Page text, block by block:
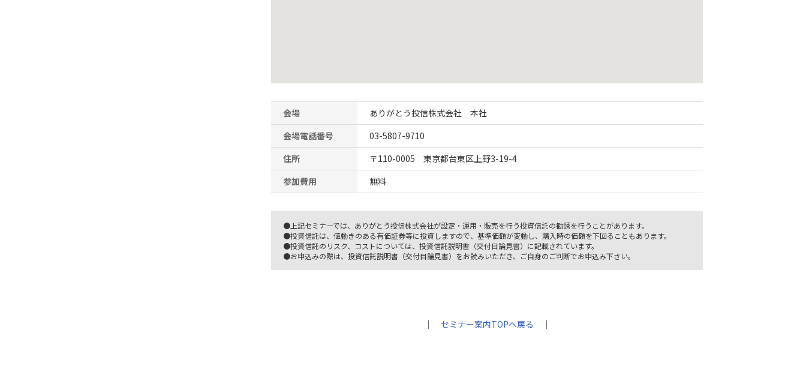
会場
ありがとう投信株式会社 本社
会場電話番号
03-5807-9710
住所
〒110-0005 東京都台東区上野3-19-4
参加費用
無料
●上記セミナーでは、ありがとう投信株式会社が設定・運用・販売を行う投資信託の勧誘を行うことがあります。
●投資信託は、値動きのある有価証券等に投資しますので、基準価額が変動し、購入時の価額を下回ることもあります。
●投資信託のリスク、コストについては、投資信託説明書（交付目論見書）に記載されています。
●お申込みの際は、投資信託説明書（交付目論見書）をお読みいただき、ご自身のご判断でお申込み下さい。
｜ セミナー案内TOPへ戻る ｜